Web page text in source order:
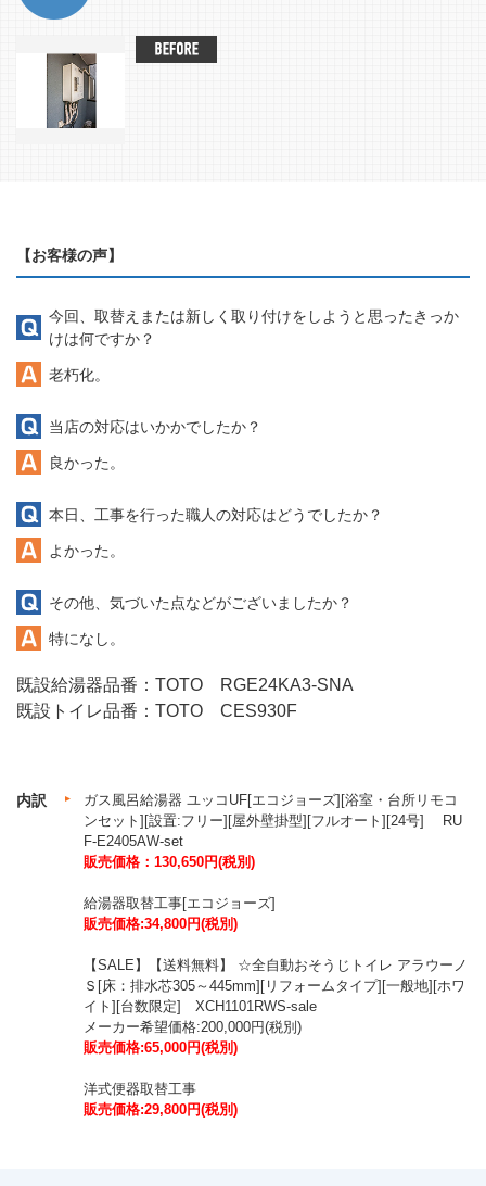
【お客様の声】
今回、取替えまたは新しく取り付けをしようと思ったきっか
けは何ですか？
老朽化。
当店の対応はいかかでしたか？
良かった。
本日、工事を行った職人の対応はどうでしたか？
よかった。
その他、気づいた点などがございましたか？
特になし。
既設給湯器品番：TOTO RGE24KA3-SNA
既設トイレ品番：TOTO CES930F
内訳
ガス風呂給湯器 ユッコUF[エコジョーズ][浴室・台所リモコ
ンセット][設置:フリー][屋外壁掛型][フルオート][24号] RU
F-E2405AW-set
販売価格：130,650円(税別)
給湯器取替工事[エコジョーズ]
販売価格:34,800円(税別)
【SALE】【送料無料】 ☆全自動おそうじトイレ アラウーノ
Ｓ[床：排水芯305～445mm][リフォームタイプ][一般地][ホワ
イト][台数限定] XCH1101RWS-sale
メーカー希望価格:200,000円(税別)
販売価格:65,000円(税別)
洋式便器取替工事
販売価格:29,800円(税別)